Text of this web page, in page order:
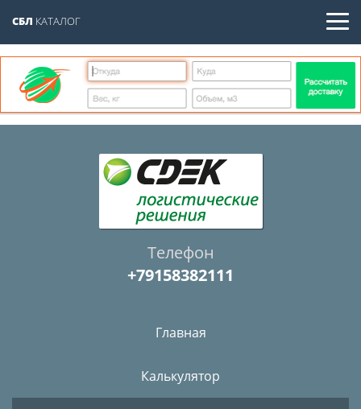
СБЛ КАТАЛОГ
Телефон
+79158382111
Главная
Калькулятор